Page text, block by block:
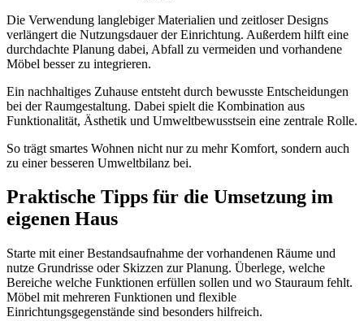
Die Verwendung langlebiger Materialien und zeitloser Designs
verlängert die Nutzungsdauer der Einrichtung. Außerdem hilft eine
durchdachte Planung dabei, Abfall zu vermeiden und vorhandene
Möbel besser zu integrieren.
Ein nachhaltiges Zuhause entsteht durch bewusste Entscheidungen
bei der Raumgestaltung. Dabei spielt die Kombination aus
Funktionalität, Ästhetik und Umweltbewusstsein eine zentrale Rolle.
So trägt smartes Wohnen nicht nur zu mehr Komfort, sondern auch
zu einer besseren Umweltbilanz bei.
Praktische Tipps für die Umsetzung im
eigenen Haus
Starte mit einer Bestandsaufnahme der vorhandenen Räume und
nutze Grundrisse oder Skizzen zur Planung. Überlege, welche
Bereiche welche Funktionen erfüllen sollen und wo Stauraum fehlt.
Möbel mit mehreren Funktionen und flexible
Einrichtungsgegenstände sind besonders hilfreich.